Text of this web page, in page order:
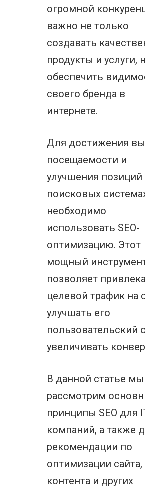
огромной
важно не только
создавать
продукты и услуги,
обеспечить
своего бренда в
интернете.
Для достижения
посещаемости и
улучшения позиций
поисковых
необходимо
использовать SEO-
оптимизацию. Этот
мощный
позволяет
целевой трафик на
улучшать его
пользовательский
увеличивать
В данной статье мы
рассмотрим
принципы SEO для
компаний, а также
рекомендации по
оптимизации сайта,
контента и других